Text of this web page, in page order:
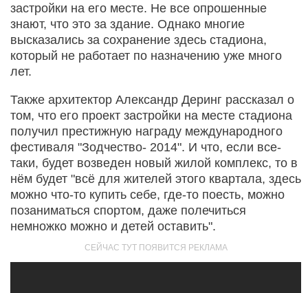
застройки на его месте. Не все опрошенные
знают, что это за здание. Однако многие
высказались за сохранение здесь стадиона,
который не работает по назначению уже много
лет.
Также архитектор Александр Деринг рассказал о
том, что его проект застройки на месте стадиона
получил престижную награду международного
фестиваля "Зодчество- 2014". И что, если все-
таки, будет возведен новый жилой комплекс, то в
нём будет "всё для жителей этого квартала, здесь
можно что-то купить себе, где-то поесть, можно
позаниматься спортом, даже полечиться
немножко можно и детей оставить".